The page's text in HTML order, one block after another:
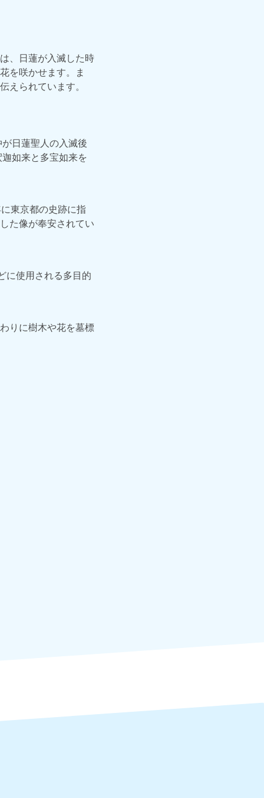
、日蓮が入滅した時
を咲かせます。ま
えられています。
日蓮聖人の入滅後
如来と多宝如来を
東京都の史跡に指
た像が奉安されてい
に使用される多目的
りに樹木や花を墓標